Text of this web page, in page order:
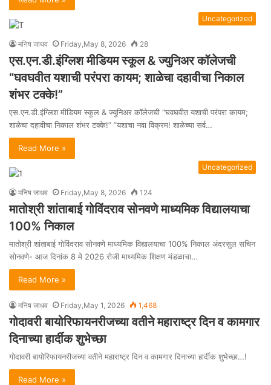
Uncategorized
मनिष जाधव Friday,May 8, 2026 28
एस.एन.डी.इंग्लिश मीडियम स्कूल & ज्युनिअर कॉलेजची
“घवघवीत यशाची परंपरा कायम; शाळेचा दहावीचा निकाल
शंभर टक्के!”
एस.एन.डी.इंग्लिश मीडियम स्कूल & ज्युनिअर कॉलेजची “घवघवीत यशाची परंपरा कायम;
शाळेचा दहावीचा निकाल शंभर टक्के!” “यशाचा नवा विक्रम! शाळेच्या सर्व…
Read More »
Uncategorized
मनिष जाधव Friday,May 8, 2026 124
मातोश्री शांताबाई गोविंदराव सोनवणे माध्यमिक विद्यालयाचा
100% निकाल
मातोश्री शांताबाई गोविंदराव सोनवणे माध्यमिक विद्यालयाचा 100% निकाल अंदरसुल सचिन
सोनवणे- आज दिनांक 8 मे 2026 रोजी माध्यमिक शिक्षण मंडळाचा…
Read More »
मनिष जाधव Friday,May 1, 2026 1,468
गोदावरी बायोरिफायनरीजच्या वतीने महाराष्ट्र दिन व कामगार
दिनाच्या हार्दीक शुभेच्छा
गोदावरी बायोरिफायनरीजच्या वतीने महाराष्ट्र दिन व कामगार दिनाच्या हार्दीक शुभेच्छा…!
Read More »